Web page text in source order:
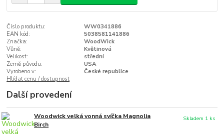
Číslo produktu:
WW0341886
EAN kód:
5038581141886
Značka:
WoodWick
Vůně:
Květinová
Velikost:
střední
Země původu:
USA
Vyrobeno v:
České republice
Hlídat cenu / dostupnost
Další provedení
Woodwick velká vonná svíčka Magnolia
Birch
Skladem 1 ks